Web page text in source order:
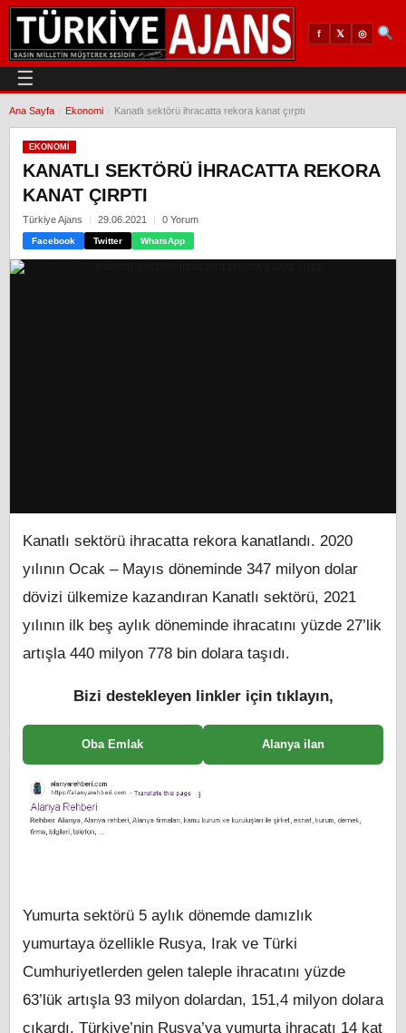
f 𝕏 ◎
☰
Ana Sayfa Ekonomi Kanatlı sektörü ihracatta rekora kanat çırptı
EKONOMI
KANATLI SEKTÖRÜ IHRACATTA REKORA
KANAT ÇIRPTI
Türkiye Ajans 29.06.2021 0 Yorum
Facebook Twitter WhatsApp
Kanatlı sektörü ihracatta rekora kanatlandı. 2020
yılının Ocak – Mayıs döneminde 347 milyon dolar
dövizi ülkemize kazandıran Kanatlı sektörü, 2021
yılının ilk beş aylık döneminde ihracatını yüzde 27’lik
artışla 440 milyon 778 bin dolara taşıdı.
Bizi destekleyen linkler için tıklayın,
Oba Emlak Alanya ilan
Yumurta sektörü 5 aylık dönemde damızlık
yumurtaya özellikle Rusya, Irak ve Türki
Cumhuriyetlerden gelen taleple ihracatını yüzde
63’lük artışla 93 milyon dolardan, 151,4 milyon dolara
çıkardı. Türkiye’nin Rusya’ya yumurta ihracatı 14 kat